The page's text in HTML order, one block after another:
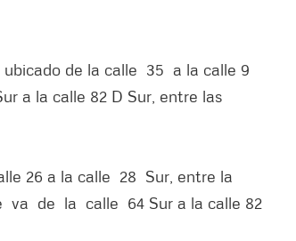
de la calle 35 a la calle 9
a la calle 82 D Sur, entre las
26 a la calle 28 Sur, entre la
va de la calle 64 Sur a la calle 82